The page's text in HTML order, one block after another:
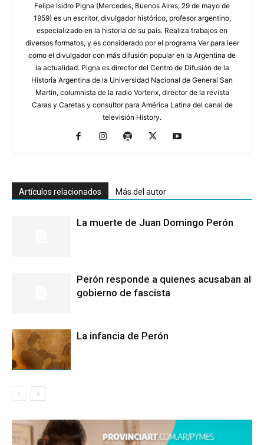
Felipe Isidro Pigna (Mercedes, Buenos Aires; 29 de mayo de
1959) es un escritor, divulgador histórico, profesor argentino,
especializado en la historia de su país. Realiza trabajos en
diversos formatos, y es considerado por el programa Ver para leer
como el divulgador con más difusión popular en la Argentina de
la actualidad. Pigna es director del Centro de Difusión de la
Historia Argentina de la Universidad Nacional de General San
Martín, columnista de la radio Vorterix, director de la revista
Caras y Caretas y consultor para América Latina del canal de
televisión History.
Artículos relacionados Más del autor
La muerte de Juan Domingo Perón
Perón responde a quienes acusaban al
gobierno de fascista
La infancia de Perón